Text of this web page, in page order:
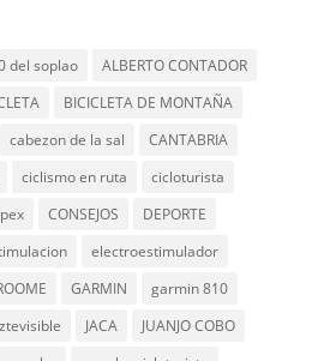
del soplao
ALBERTO CONTADOR
BICICLETA DE MONTAÑA
cabezon de la sal
CANTABRIA
ciclismo en ruta
cicloturista
CONSEJOS
DEPORTE
electroestimulador
GARMIN
garmin 810
JACA
JUANJO COBO